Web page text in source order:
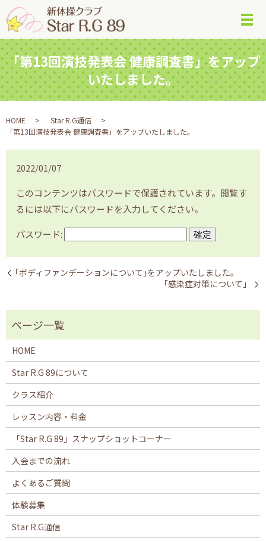
メ
「第13回演技発表会 健康調査書」をアップ
いたしました。
HOME
Star R.G通信
「第13回演技発表会 健康調査書」をアップいたしました。
2022/01/07
このコンテンツはパスワードで保護されています。閲覧す
るには以下にパスワードを入力してください。
パスワード:
｢ボディファンデーションについて｣をアップいたしました。
「感染症対策について」
HOME
Star R.G 89について
クラス紹介
レッスン内容・料金
「Star R.G 89」スナップショットコーナー
入会までの流れ
よくあるご質問
体験募集
Star R.G通信